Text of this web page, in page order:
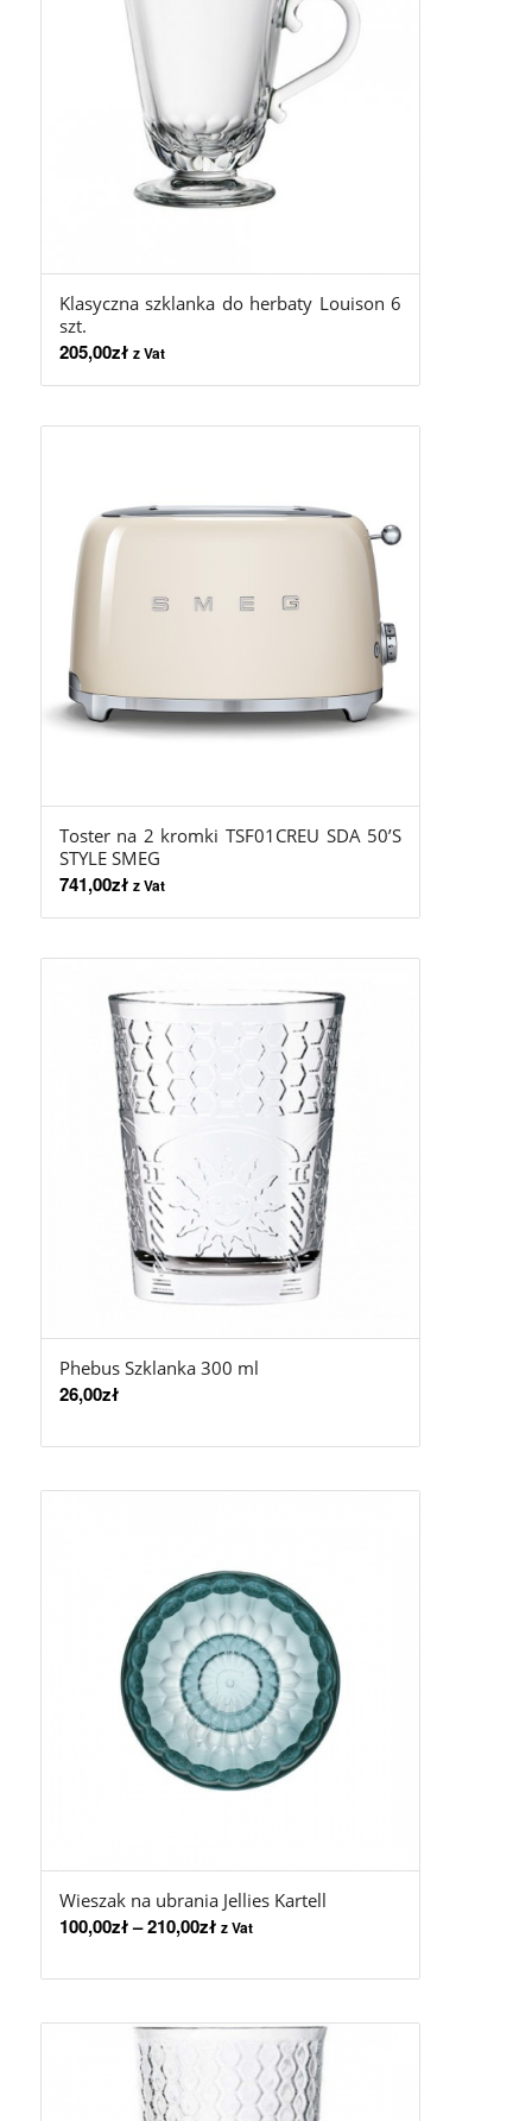
Klasyczna szklanka do herbaty Louison 6
szt.
205,00zł z Vat
Toster na 2 kromki TSF01CREU SDA 50’S
STYLE SMEG
741,00zł z Vat
Phebus Szklanka 300 ml
26,00zł
Wieszak na ubrania Jellies Kartell
100,00zł–210,00zł z Vat